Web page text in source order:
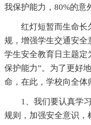
我保护能力，80%的意
红灯短暂而生命长
规，增强学生交通安全
学生安全教育日主题定
保护能力”。为了更好
命，在此，学校向全体
1、我们要认真学
规则，加强安全意识，